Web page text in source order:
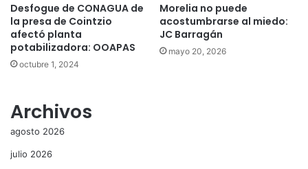
Desfogue de CONAGUA de
la presa de Cointzio
afectó planta
potabilizadora: OOAPAS
octubre 1, 2024
Morelia no puede
acostumbrarse al miedo:
JC Barragán
mayo 20, 2026
Archivos
agosto 2026
julio 2026